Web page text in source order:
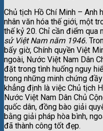
Chủ tịch Hồ Chí Minh – Anh
nhân văn hóa thế giới, một
thế kỷ 20. Chỉ cần điểm qua
sử Việt Nam năm 1946.
bấy giờ, Chính quyền Việt
ngoài, Nước Việt Nam Dân
đặt trong tình huống nguy
trong những minh chứng
khẳng định là việc Chủ tịch
Nước Việt Nam Dân Chủ
quốc dân, đồng bào giải
bằng giải pháp hòa bình,
đã thành công tốt đẹp.